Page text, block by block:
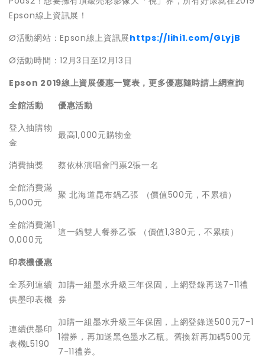
Epson線上資訊展！
Ø活動網站：Epson線上資訊展https://lihi1.com/GLyjB
Ø活動時間：12月3日至12月13日
Epson 2019線上資展優惠一覽表，更多優惠隨時請上網查詢
全館活動
優惠活動
登入抽購物
金
最高1,000元購物金
消費抽獎
蔡依林演唱會門票2張一名
全館消費滿
5,000元
聚 北海道昆布鍋乙張 （價值500元，不累積）
全館消費滿1
0,000元
這一鍋雙人餐券乙張 （價值1,380元，不累積）
印表機優惠
全系列連續
供墨印表機
加購一組墨水升級三年保固，上網登錄再送7-11禮
券
連續供墨印
表機L5190
加購一組墨水升級三年保固，上網登錄送500元7-1
1禮券，再加送黑色墨水乙瓶。舊換新再加碼500元
7-11禮券。